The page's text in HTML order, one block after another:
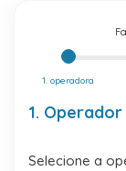
1. operadora
1.
Selecione a